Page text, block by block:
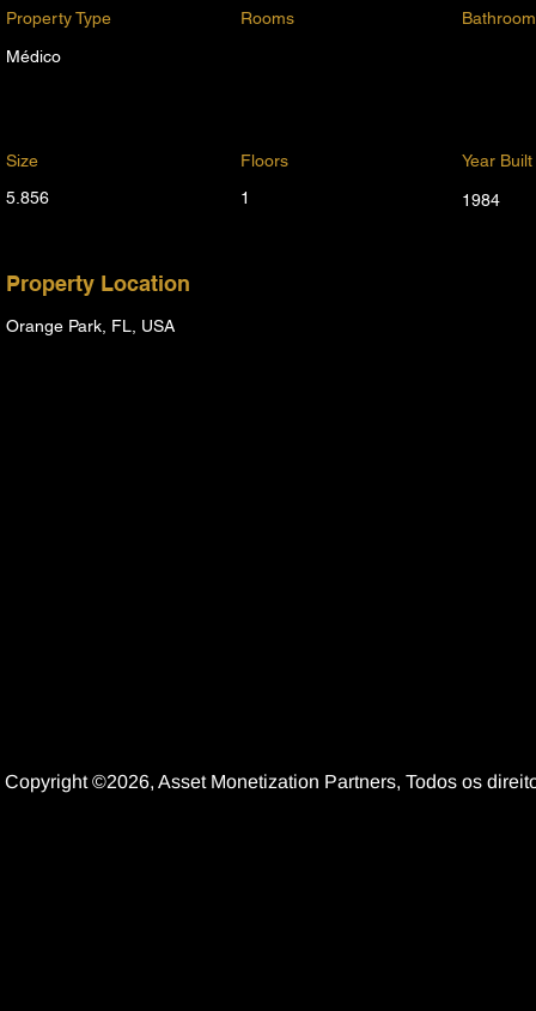
Property Type Rooms
Médico
Size Floors
Year Built
5.856
1 1984
Property Location
Orange Park, FL, USA
Copyright ©2026, Asset Monetization Partners, Todos os